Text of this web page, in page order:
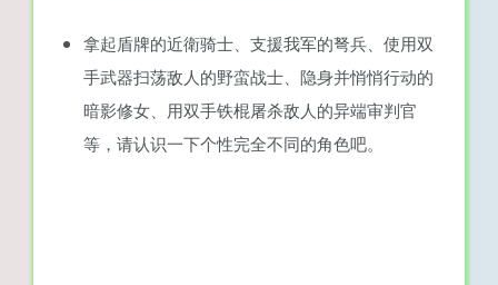
拿起盾牌的近衛骑士、支援我军的弩兵、使用双
手武器扫荡敌人的野蛮战士、隐身并悄悄行动的
暗影修女、用双手铁棍屠杀敌人的异端审判官
等，请认识一下个性完全不同的角色吧。